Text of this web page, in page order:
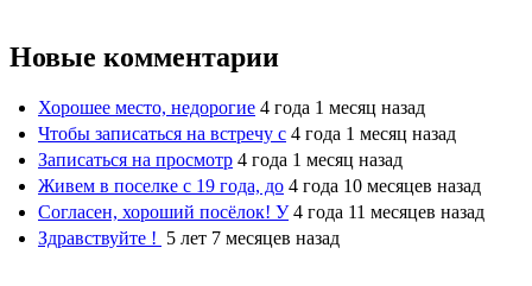
Новые комментарии
Хорошее место, недорогие 4 года 1 месяц назад
Чтобы записаться на встречу с 4 года 1 месяц назад
Записаться на просмотр 4 года 1 месяц назад
Живем в поселке с 19 года, до 4 года 10 месяцев назад
Согласен, хороший посёлок! У 4 года 11 месяцев назад
Здравствуйте ! 5 лет 7 месяцев назад